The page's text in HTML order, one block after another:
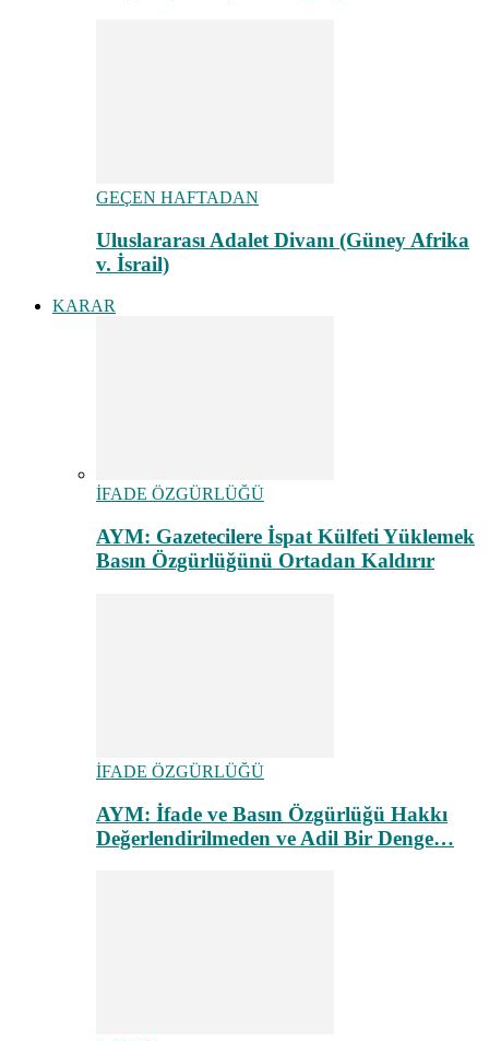
GEÇEN HAFTADAN
Uluslararası Adalet Divanı (Güney Afrika
v. İsrail)
KARAR
İFADE ÖZGÜRLÜĞÜ
AYM: Gazetecilere İspat Külfeti Yüklemek
Basın Özgürlüğünü Ortadan Kaldırır
İFADE ÖZGÜRLÜĞÜ
AYM: İfade ve Basın Özgürlüğü Hakkı
Değerlendirilmeden ve Adil Bir Denge…